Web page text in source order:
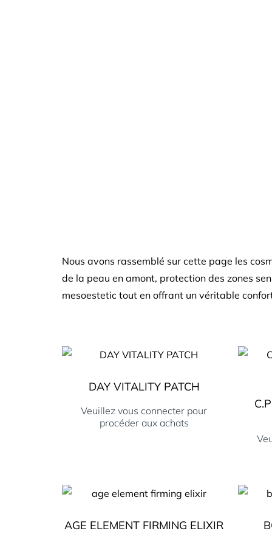
Nous avons rassemblé sur cette page les
de la peau en amont, protection des zones
mesoestetic tout en offrant un véritable
DAY VITALITY PATCH
Veuillez vous connecter pour
procéder aux achats
AGE ELEMENT FIRMING ELIXIR